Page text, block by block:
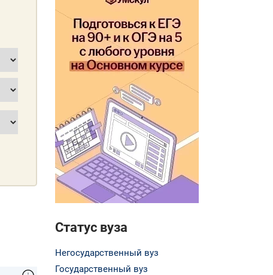
Статус вуза
Негосударственный вуз
Государственный вуз